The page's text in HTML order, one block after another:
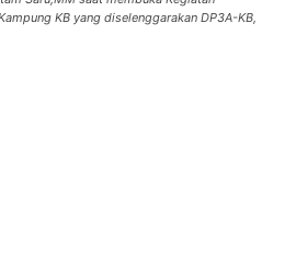
KB yang diselenggarakan DP3A-KB,